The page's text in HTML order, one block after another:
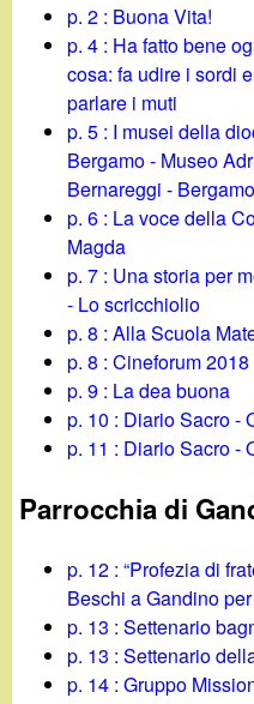
t
c
p. 2 : Buona Vita!
p. 4 : Ha fatto bene
cosa: fa udire i sordi
parlare i muti
p. 5 : I musei della
Bergamo - Museo
Bernareggi - Bergamo
p. 6 : La voce della
Magda
p. 7 : Una storia per
- Lo scricchiolio
p. 8 : Alla Scuola
p. 8 : Cineforum 2018
p. 9 : La dea buona
p. 10 : Diario Sacro -
p. 11 : Diario Sacro -
Parrocchia di
p. 12 : “Profezia di
Beschi a Gandino
p. 13 : Settenario
p. 13 : Settenario
p. 14 : Gruppo